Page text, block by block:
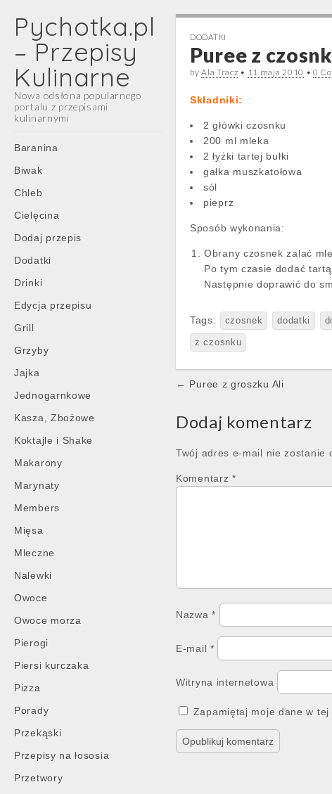
Pychotka.pl
– Przepisy
Kulinarne
Nowa odsłona popularnego
portalu z przepisami
kulinarnymi
Main
menu
Skip
content
Baranina
Biwak
Chleb
Cielęcina
Dodaj przepis
Dodatki
Drinki
Edycja przepisu
Grill
Grzyby
Jajka
Jednogarnkowe
Kasza, Zbożowe
Koktajle i Shake
Makarony
Marynaty
Members
Mięsa
Mleczne
Nalewki
Owoce
Owoce morza
Pierogi
Piersi kurczaka
Pizza
Porady
Przekąski
Przepisy na łososia
Przetwory
DODATKI
Puree z
byAla Tracz • 11 maja 2010 •0
Składniki:
2 główki czosnku
200 ml mleka
2 łyżki tartej bułki
gałka muszkatołowa
sól
pieprz
Sposób wykonania:
Obrany czosnek zalać
Po tym czasie dodać
Następnie doprawić do
Tags: czosnek dodatki
z czosnku
Post
← Puree z groszku Ali
Dodaj komentarz
Twój adres e-mail nie zostanie
Komentarz *
Nazwa*
E-mail *
Witryna internetowa
Zapamiętaj moje dane w